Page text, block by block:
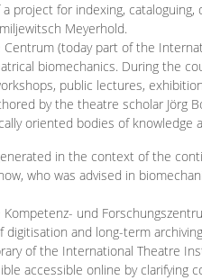
project for indexing,
Meyerhold.
(today part of the
biomechanics. During the
public lectures,
by the theatre scholar Jörg
oriented bodies of
in the context of the
who was advised in
und
and long-term
of the International Theatre
accessible online by